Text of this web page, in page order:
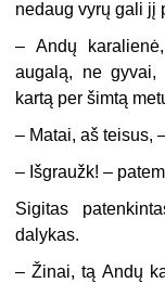
nedaug vyrų gali jį
–Andų
augalą, ne gyvai,
kartą per šimtą
– Matai, aš teisus,
– Išgraužk! –
Sigitas
dalykas.
–Žinai, tą Andų